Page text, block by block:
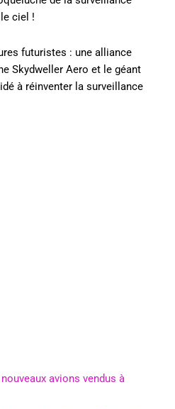
ciel !
futuristes : une alliance
Skydweller Aero et le géant
à réinventer la surveillance
avions vendus à